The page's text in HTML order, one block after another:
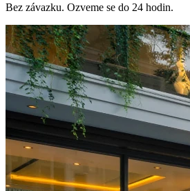
Bez závazku. Ozveme se do 24 hodin.